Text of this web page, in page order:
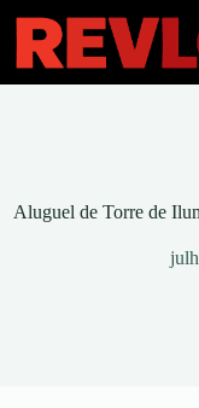
para
conteúdo
Aluguel de Torre de